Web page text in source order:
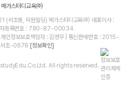
메가스터디교육㈜
서초동, 덕원빌딩) 메가스터디교육㈜ 대표이사 :
자등록번호 : 780-87-00034
인정보보호책임자 : 김영무 | 통신판매번호 : 2015-
서초-0678 [정보확인]
All rights reserved.